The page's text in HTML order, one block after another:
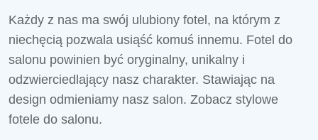
Każdy z nas ma swój ulubiony fotel, na którym z
niechęcią pozwala usiąść komuś innemu. Fotel do
salonu powinien być oryginalny, unikalny i
odzwierciedlający nasz charakter. Stawiając na
design odmieniamy nasz salon. Zobacz stylowe
fotele do salonu.